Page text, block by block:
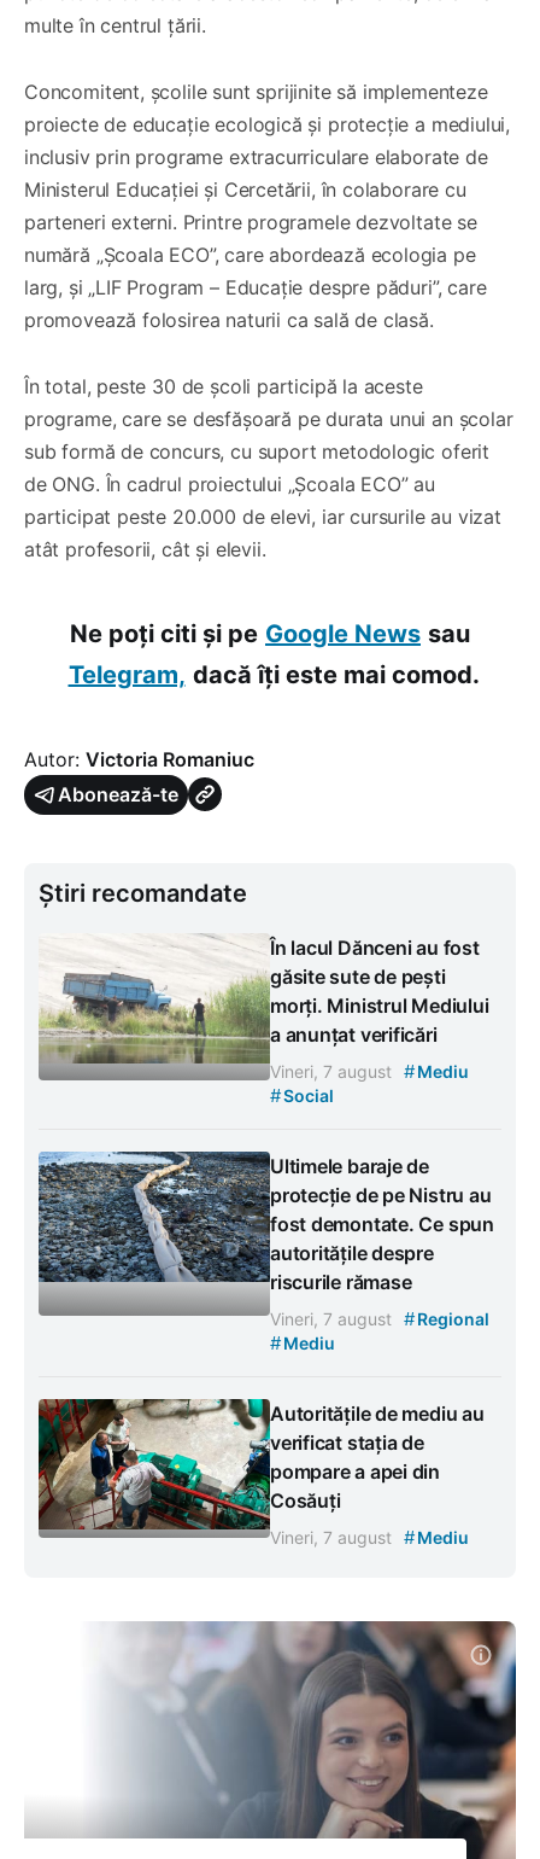
multe în centrul țării.
Concomitent, școlile sunt sprijinite să implementeze
proiecte de educație ecologică și protecție a mediului,
inclusiv prin programe extracurriculare elaborate de
Ministerul Educației și Cercetării, în colaborare cu
parteneri externi. Printre programele dezvoltate se
numără „Școala ECO”, care abordează ecologia pe
larg, și „LIF Program – Educație despre păduri”, care
promovează folosirea naturii ca sală de clasă.
În total, peste 30 de școli participă la aceste
programe, care se desfășoară pe durata unui an școlar
sub formă de concurs, cu suport metodologic oferit
de ONG. În cadrul proiectului „Școala ECO” au
participat peste 20.000 de elevi, iar cursurile au vizat
atât profesorii, cât și elevii.
Ne poți citi și pe Google News sau
Telegram, dacă îți este mai comod.
Autor: Victoria Romaniuc
Abonează-te
Știri recomandate
În lacul Dănceni au fost
găsite sute de pești
morți. Ministrul Mediului
a anunțat verificări
Vineri, 7 august #Mediu
#Social
Ultimele baraje de
protecție de pe Nistru au
fost demontate. Ce spun
autoritățile despre
riscurile rămase
Vineri, 7 august #Regional
#Mediu
Autoritățile de mediu au
verificat stația de
pompare a apei din
Cosăuți
Vineri, 7 august #Mediu